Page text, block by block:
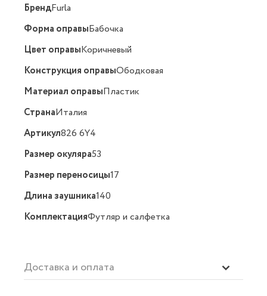
БрендFurla
Форма оправыБабочка
Цвет оправыКоричневый
Конструкция оправыОбодковая
Материал оправыПластик
СтранаИталия
Артикул826 6Y4
Размер окуляра53
Размер переносицы17
Длина заушника140
КомплектацияФутляр и салфетка
Доставка и оплата